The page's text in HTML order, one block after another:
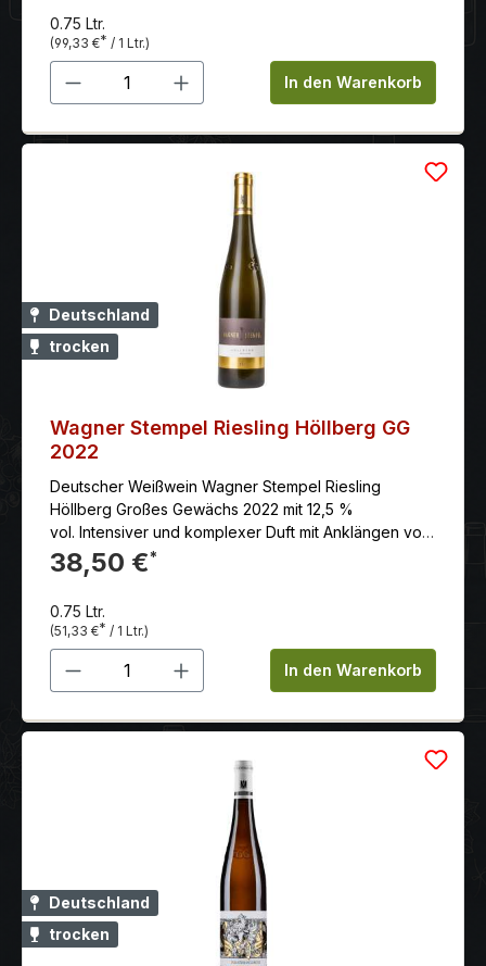
0.75 Ltr.
(99,33 €* / 1 Ltr.)
Produkt Anzahl: Gib denIn den Warenkorb
Deutschland
trocken
Wagner Stempel Riesling Höllberg GG
2022
Deutscher Weißwein Wagner Stempel Riesling
Höllberg Großes Gewächs 2022 mit 12,5 %
vol. Intensiver und komplexer Duft mit Anklängen von
Pfirsich, Aprikose und Mango, unterlegt mit floralen
Noten von Jasmin und Akazie
38,50 €*
0.75 Ltr.
(51,33 €* / 1 Ltr.)
Produkt Anzahl: Gib denIn den Warenkorb
Deutschland
trocken